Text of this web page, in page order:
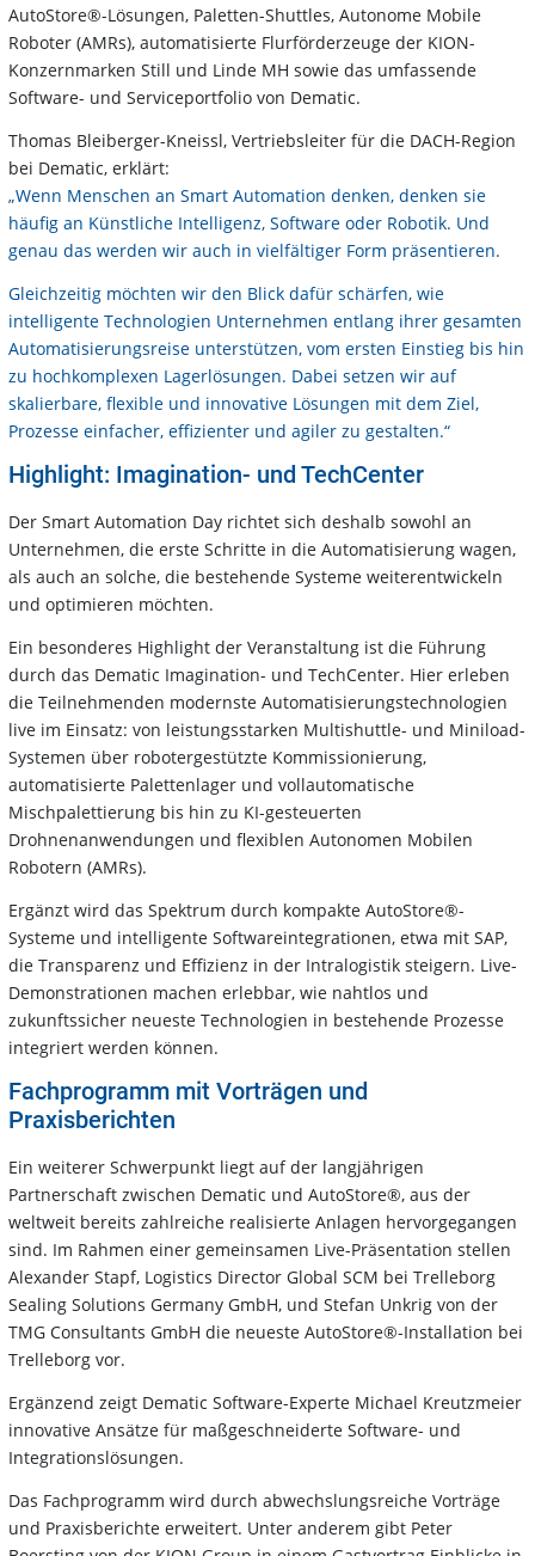
AutoStore®-Lösungen, Paletten-Shuttles, Autonome Mobile
Roboter (AMRs), automatisierte Flurförderzeuge der KION-
Konzernmarken Still und Linde MH sowie das umfassende
Software- und Serviceportfolio von Dematic.
Thomas Bleiberger-Kneissl, Vertriebsleiter für die DACH-Region
bei Dematic, erklärt:
„Wenn Menschen an Smart Automation denken, denken sie
häufig an Künstliche Intelligenz, Software oder Robotik. Und
genau das werden wir auch in vielfältiger Form präsentieren.
Gleichzeitig möchten wir den Blick dafür schärfen, wie
intelligente Technologien Unternehmen entlang ihrer gesamten
Automatisierungsreise unterstützen, vom ersten Einstieg bis hin
zu hochkomplexen Lagerlösungen. Dabei setzen wir auf
skalierbare, flexible und innovative Lösungen mit dem Ziel,
Prozesse einfacher, effizienter und agiler zu gestalten.“
Highlight: Imagination- und TechCenter
Der Smart Automation Day richtet sich deshalb sowohl an
Unternehmen, die erste Schritte in die Automatisierung wagen,
als auch an solche, die bestehende Systeme weiterentwickeln
und optimieren möchten.
Ein besonderes Highlight der Veranstaltung ist die Führung
durch das Dematic Imagination- und TechCenter. Hier erleben
die Teilnehmenden modernste Automatisierungstechnologien
live im Einsatz: von leistungsstarken Multishuttle- und Miniload-
Systemen über robotergestützte Kommissionierung,
automatisierte Palettenlager und vollautomatische
Mischpalettierung bis hin zu KI-gesteuerten
Drohnenanwendungen und flexiblen Autonomen Mobilen
Robotern (AMRs).
Ergänzt wird das Spektrum durch kompakte AutoStore®-
Systeme und intelligente Softwareintegrationen, etwa mit SAP,
die Transparenz und Effizienz in der Intralogistik steigern. Live-
Demonstrationen machen erlebbar, wie nahtlos und
zukunftssicher neueste Technologien in bestehende Prozesse
integriert werden können.
Fachprogramm mit Vorträgen und
Praxisberichten
Ein weiterer Schwerpunkt liegt auf der langjährigen
Partnerschaft zwischen Dematic und AutoStore®, aus der
weltweit bereits zahlreiche realisierte Anlagen hervorgegangen
sind. Im Rahmen einer gemeinsamen Live-Präsentation stellen
Alexander Stapf, Logistics Director Global SCM bei Trelleborg
Sealing Solutions Germany GmbH, und Stefan Unkrig von der
TMG Consultants GmbH die neueste AutoStore®-Installation bei
Trelleborg vor.
Ergänzend zeigt Dematic Software-Experte Michael Kreutzmeier
innovative Ansätze für maßgeschneiderte Software- und
Integrationslösungen.
Das Fachprogramm wird durch abwechslungsreiche Vorträge
und Praxisberichte erweitert. Unter anderem gibt Peter